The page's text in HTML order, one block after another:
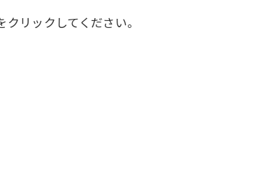
リックしてください。